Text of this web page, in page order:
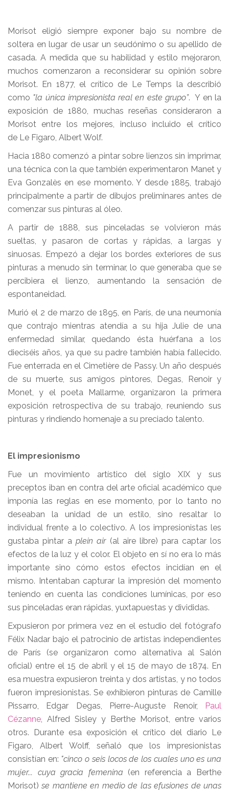
Morisot eligió siempre exponer bajo su nombre de
soltera en lugar de usar un seudónimo o su apellido de
casada. A medida que su habilidad y estilo mejoraron,
muchos comenzaron a reconsiderar su opinión sobre
Morisot. En 1877, el crítico de Le Temps la describió
como "la única impresionista real en este grupo”. Y en la
exposición de 1880, muchas reseñas consideraron a
Morisot entre los mejores, incluso incluido el crítico
de Le Figaro, Albert Wolf.
Hacia 1880 comenzó a pintar sobre lienzos sin imprimar,
una técnica con la que también experimentaron Manet y
Eva Gonzalès en ese momento. Y desde 1885, trabajó
principalmente a partir de dibujos preliminares antes de
comenzar sus pinturas al óleo.
A partir de 1888, sus pinceladas se volvieron más
sueltas, y pasaron de cortas y rápidas, a largas y
sinuosas. Empezó a dejar los bordes exteriores de sus
pinturas a menudo sin terminar, lo que generaba que se
percibiera el lienzo, aumentando la sensación de
espontaneidad.
Murió el 2 de marzo de 1895, en París, de una neumonía
que contrajo mientras atendía a su hija Julie de una
enfermedad similar, quedando ésta huérfana a los
dieciséis años, ya que su padre también había fallecido.
Fue enterrada en el Cimetière de Passy. Un año después
de su muerte, sus amigos pintores, Degas, Renoir y
Monet, y el poeta Mallarme, organizaron la primera
exposición retrospectiva de su trabajo, reuniendo sus
pinturas y rindiendo homenaje a su preciado talento.
El impresionismo
Fue un movimiento artístico del siglo XIX y sus
preceptos iban en contra del arte oficial académico que
imponía las reglas en ese momento, por lo tanto no
deseaban la unidad de un estilo, sino resaltar lo
individual frente a lo colectivo. A los impresionistas les
gustaba pintar aplein air (al aire libre) para captar los
efectos de la luz y el color. El objeto en sí no era lo más
importante sino cómo estos efectos incidían en el
mismo. Intentaban capturar la impresión del momento
teniendo en cuenta las condiciones lumínicas, por eso
sus pinceladas eran rápidas, yuxtapuestas y divididas.
Expusieron por primera vez en el estudio del fotógrafo
Félix Nadar bajo el patrocinio de artistas independientes
de París (se organizaron como alternativa al Salón
oficial) entre el 15 de abril y el 15 de mayo de 1874. En
esa muestra expusieron treinta y dos artistas, y no todos
fueron impresionistas. Se exhibieron pinturas de Camille
Pissarro, Edgar Degas, Pierre-Auguste Renoir,
Paul
Cézanne, Alfred Sisley y Berthe Morisot, entre varios
otros. Durante esa exposición el crítico del diario Le
Figaro, Albert Wolff, señaló que los impresionistas
consistían en: "cinco o seis locos de los cuales uno es una
mujer... cuya gracia femenina (en referencia a Berthe
Morisot)se mantiene en medio de las efusiones de unas